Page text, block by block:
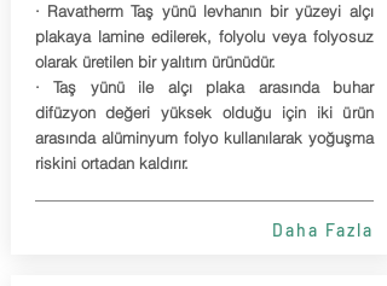
· Ravatherm Taş yünü levhanın bir yüzeyi alçı
plakaya lamine edilerek, folyolu veya folyosuz
olarak üretilen bir yalıtım ürünüdür.
· Taş yünü ile alçı plaka arasında buhar
difüzyon değeri yüksek olduğu için iki ürün
arasında alüminyum folyo kullanılarak yoğuşma
riskini ortadan kaldırır.
Daha Fazla